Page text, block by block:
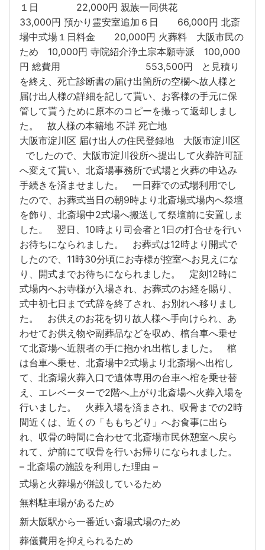
１日 22,000円 親族一同供花
33,000円 預かり霊安室追加６日 66,000円 北斎
場中式場１日料金 20,000円 火葬料 大阪市民の
ため 10,000円 寺院紹介浄土宗本願寺派 100,000
円 総費用 553,500円 と見積り
を終え、死亡診断書の届け出箇所の空欄へ故人様と
届け出人様の詳細を記して貰い、お客様の手元に保
管して貰うために原本のコピーを撮って返却しまし
た。 故人様の本籍地 不詳 死亡地
大阪市淀川区 届け出人の住民登録地 大阪市淀川区
でしたので、大阪市淀川役所へ提出して火葬許可証
へ変えて貰い、北斎場事務所で式場と火葬の申込み
手続きを済ませました。 一日葬での式場利用でし
たので、お葬式当日の朝9時より北斎場式場内へ祭壇
を飾り、北斎場中2式場へ搬送して祭壇前に安置しま
した。 翌日、10時より司会者と1日の打合せを行い
お待ちになられました。 お葬式は12時より開式で
したので、11時30分頃にお寺様が控室へお見えにな
り、開式までお待ちになられました。 定刻12時に
式場内へお寺様が入場され、お葬式のお経を賜り、
式中初七日まで式辞を終了され、お別れへ移りまし
た。 お供えのお花を切り故人様へ手向けられ、あ
わせてお供え物や副葬品などを収め、棺台車へ乗せ
て北斎場へ近親者の手に抱かれ出棺しました。 棺
は台車へ乗せ、北斎場中2式場より北斎場へ出棺し
て、北斎場火葬入口で遺体専用の台車へ棺を乗せ替
え、エレベーターで2階へ上がり北斎場へ火葬入場を
行いました。 火葬入場を済まされ、収骨までの2時
間近くは、近くの「ももちどり」へお食事に出ら
れ、収骨の時間に合わせて北斎場市民休憩室へ戻ら
れて、炉前にて収骨を行いお帰りになられました。
– 北斎場の施設を利用した理由 –
式場と火葬場が併設しているため
無料駐車場があるため
新大阪駅から一番近い斎場式場のため
葬儀費用を抑えられるため